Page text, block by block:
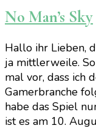
No Man’s Sky
Hallo ihr Lieben,
ja mittlerweile.
mal vor, dass ich
Gamerbranche
habe das Spiel
ist es am 10.